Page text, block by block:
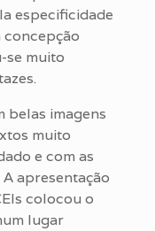
especificidade
concepção
se muito
belas imagens
muito
e com as
apresentação
colocou o
lugar